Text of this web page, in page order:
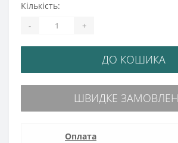
Кількість:
- +
ДО КОШИКА
ШВИДКЕ
Оплата